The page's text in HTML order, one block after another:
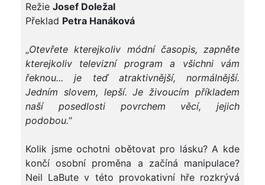
Režie Josef Doležal
Překlad Petra Hanáková
„Otevřete kterejkoliv módní časopis, zapněte
kterejkoliv televizní program a všichni vám
řeknou... je teď atraktivnější, normálnější.
Jedním slovem, lepší. Je živoucím příkladem
naší posedlosti povrchem věcí, jejich
podobou.“
Kolik jsme ochotni obětovat pro lásku? A kde
končí osobní proměna a začíná manipulace?
Neil LaBute v této provokativní hře rozkrývá